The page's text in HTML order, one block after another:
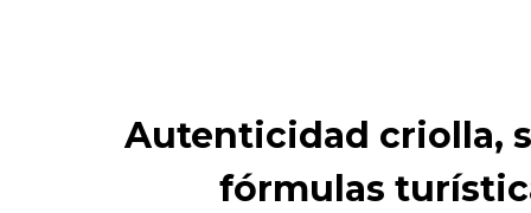
Autenticidad criolla,
fórmulas